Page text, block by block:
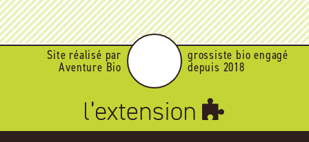
Site réalisé par
Aventure Bio
grossiste bio engagé
depuis 2018